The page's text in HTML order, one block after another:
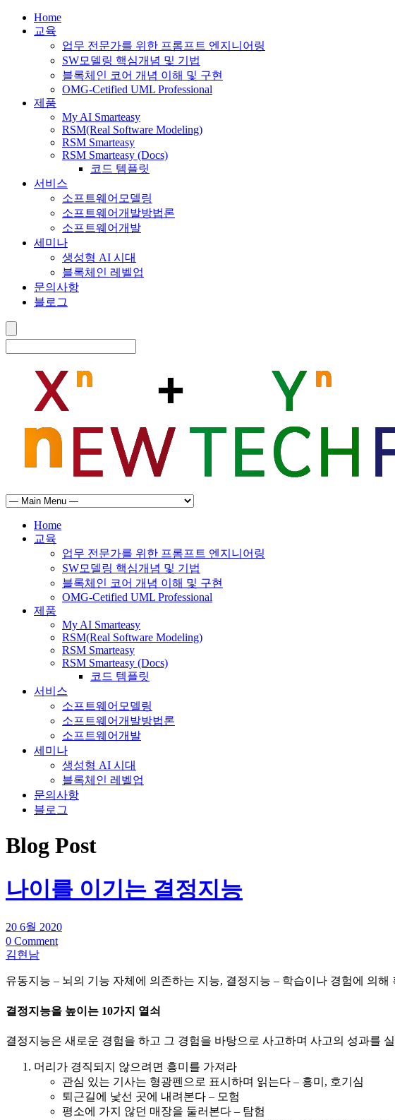
Home
교육
업무 전문가를 위한 프롬프트 엔지니어링
SW모델링 핵심개념 및 기법
블록체인 코어 개념 이해 및 구현
OMG-Cetified UML Professional
제품
My AI Smarteasy
RSM(Real Software Modeling)
RSM Smarteasy
RSM Smarteasy (Docs)
코드 템플릿
서비스
소프트웨어모델링
소프트웨어개발방법론
소프트웨어개발
세미나
생성형 AI 시대
블록체인 레벨업
문의사항
블로그
Home
교육
업무 전문가를 위한 프롬프트 엔지니어링
SW모델링 핵심개념 및 기법
블록체인 코어 개념 이해 및 구현
OMG-Cetified UML Professional
제품
My AI Smarteasy
RSM(Real Software Modeling)
RSM Smarteasy
RSM Smarteasy (Docs)
코드 템플릿
서비스
소프트웨어모델링
소프트웨어개발방법론
소프트웨어개발
세미나
생성형 AI 시대
블록체인 레벨업
문의사항
블로그
Blog Post
나이를 이기는 결정지능
20 6월 2020
0 Comment
김현남
유동지능 – 뇌의 기능 자체에 의존하는 지능, 결정지능 – 학습이나 경험에 의해
결정지능을 높이는 10가지 열쇠
결정지능은 새로운 경험을 하고 그 경험을 바탕으로 사고하며 사고의 성과를
머리가 경직되지 않으려면 흥미를 가져라
관심 있는 기사는 형광펜으로 표시하며 읽는다 – 흥미, 호기심
퇴근길에 낯선 곳에 내려본다 – 모험
평소에 가지 않던 매장을 둘러본다 – 탐험